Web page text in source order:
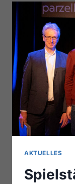
AKTUELLES